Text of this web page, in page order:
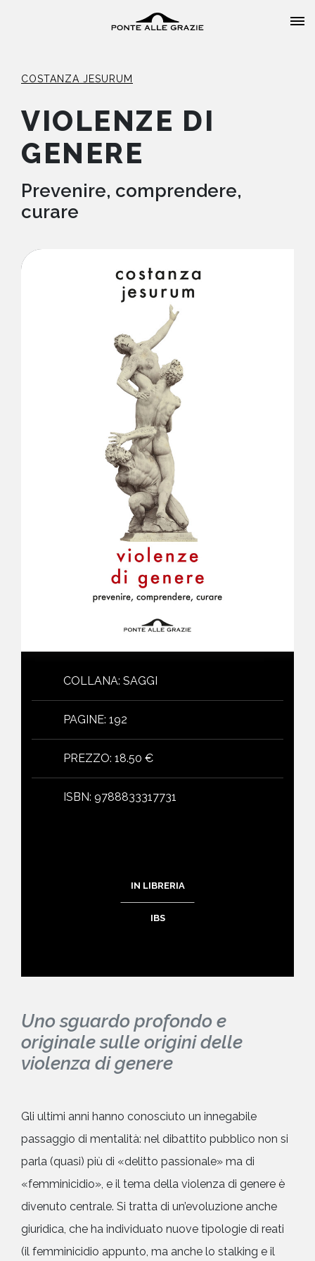
HOME
CHI SIAMO
AUTORI
EVENTI
NEWS
CONTATTI
COSTANZA JESURUM
VIOLENZE DI
GENERE
Prevenire, comprendere,
curare
COLLANA: SAGGI
PAGINE: 192
PREZZO: 18.50 €
ISBN: 9788833317731
IN LIBRERIA
IBS
Uno sguardo profondo e
originale sulle origini delle
violenza di genere
Gli ultimi anni hanno conosciuto un innegabile
passaggio di mentalità: nel dibattito pubblico non si
parla (quasi) più di «delitto passionale» ma di
«femminicidio», e il tema della violenza di genere è
divenuto centrale. Si tratta di un’evoluzione anche
giuridica, che ha individuato nuove tipologie di reati
(il femminicidio appunto, ma anche lo stalking e il